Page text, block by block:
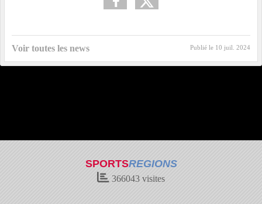
Voir toutes les news Publié le 10 juil. 2024
SPORTSREGIONS
366043 visites